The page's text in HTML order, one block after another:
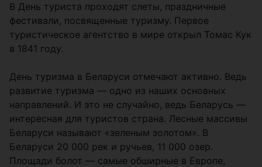
В День туриста проходят слеты, праздничные
фестивали, посвященные туризму. Первое
туристическое агентство в мире открыл Томас Кук
в 1841 году.
День туризма в Беларуси отмечают активно. Ведь
развитие туризма — одно из наших основных
направлений. И это не случайно, ведь Беларусь —
интересная для туристов страна. Лесные массивы
Беларуси называют «зеленым золотом». В
Беларуси 20 000 рек и ручьев, 11 000 озер.
Площади болот — самые обширные в Европе,